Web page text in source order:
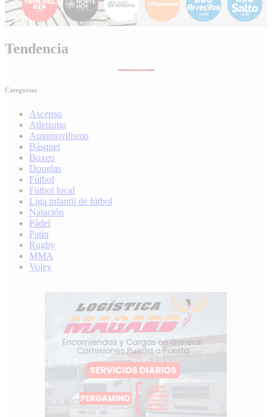
Tendencia
Categorias
Ascenso
Atletismo
Automovilismo
Básquet
Boxeo
Douglas
Fútbol
Fútbol local
Liga infantil de fútbol
Natación
Pádel
Patín
Rugby
MMA
Voley